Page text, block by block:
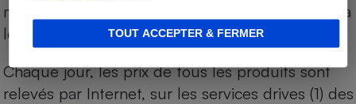
TOUT ACCEPTER & FERMER
marques de distributeurs (MDD) sont comparés à
leurs équivalents chez leurs concurrents.
Chaque jour, les prix de tous les produits sont
relevés par Internet, sur les services drives (1) des